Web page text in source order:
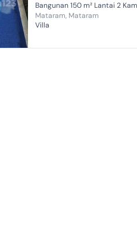
Bangunan 150 m² Lantai 2 Kamar Tidur 2 Kamar mandi 2 + 1
Listrik 4400w Air PDAM Hadap ...
Mataram, Mataram
Villa